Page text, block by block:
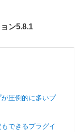
ン5.8.1
圧倒的に多いプ
できるプラグイ